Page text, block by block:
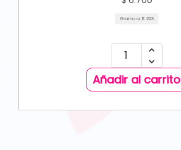
Gramo a: $ 223
Añadir al carrito